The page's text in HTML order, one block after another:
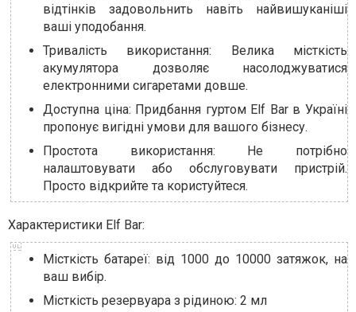
відтінків задовольнить навіть найвишуканіші
ваші уподобання.
Тривалість використання: Велика місткість
акумулятора дозволяє насолоджуватися
електронними сигаретами довше.
Доступна ціна: Придбання гуртом Elf Bar в Україні
пропонує вигідні умови для вашого бізнесу.
Простота використання: Не потрібно
налаштовувати або обслуговувати пристрій.
Просто відкрийте та користуйтеся.
Характеристики Elf Bar:
Місткість батареї: від 1000 до 10000 затяжок, на
ваш вибір.
Місткість резервуара з рідиною: 2 мл